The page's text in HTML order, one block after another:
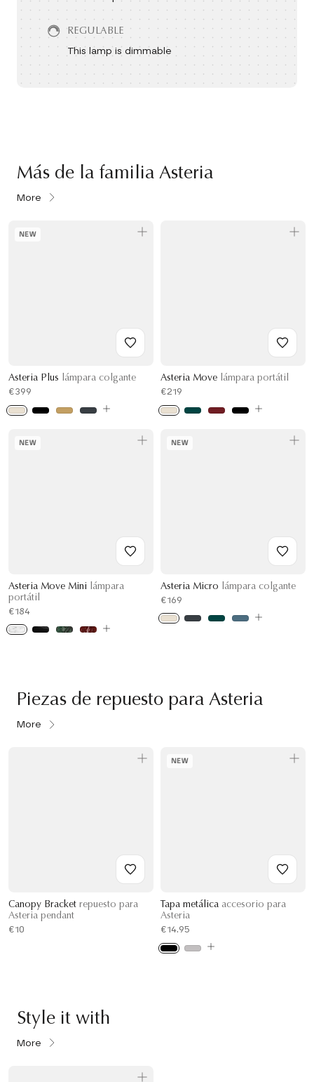
REGULABLE
This lamp is dimmable
Más de la familia Asteria
More
NEW
Asteria Plus lámpara colgante
€399
Asteria Move lámpara portátil
€219
NEW
Asteria Move Mini
lámpara
portátil
€184
NEW
Asteria Micro
lámpara colgante
€169
Piezas de repuesto para Asteria
More
Canopy Bracket repuesto para
Asteria pendant
€10
NEW
Tapa metálica accesorio para
Asteria
€14.95
Style it with
More